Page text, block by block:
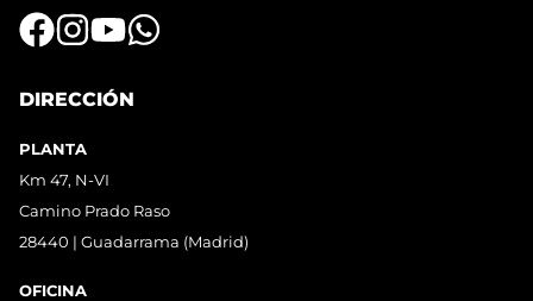
DIRECCIÓN
PLANTA
Km 47, N-VI
Camino Prado Raso
28440 | Guadarrama (Madrid)
OFICINA